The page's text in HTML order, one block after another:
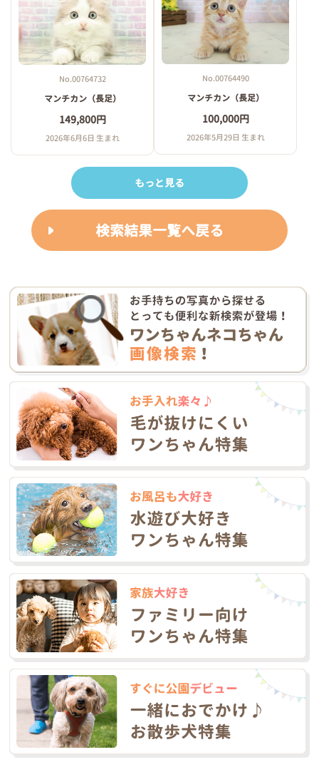
No.00764732
マンチカン（長足）
149,800円
2026年6月6日 生まれ
No.00764490
マンチカン（長足）
100,000円
2026年5月29日 生まれ
もっと見る
検索結果一覧へ戻る